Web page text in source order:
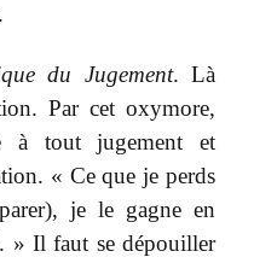
du Jugement. Là
Par cet oxymore,
à tout jugement et
« Ce que je perds
je le gagne en
» Il faut se dépouiller